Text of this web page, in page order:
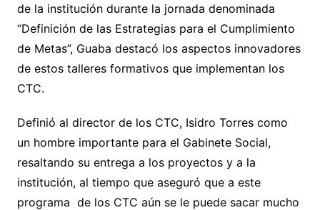
de la institución durante la jornada denominada
“Definición de las Estrategias para el Cumplimiento
de Metas”, Guaba destacó los aspectos innovadores
de estos talleres formativos que implementan los
CTC.
Definió al director de los CTC, Isidro Torres como
un hombre importante para el Gabinete Social,
resaltando su entrega a los proyectos y a la
institución, al tiempo que aseguró que a este
programa de los CTC aún se le puede sacar mucho